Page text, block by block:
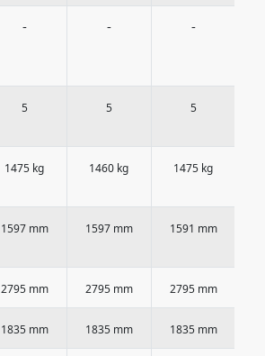
- - -
5 5 5
1475 kg 1460 kg 1475 kg
1597 mm 1597 mm 1591 mm
2795 mm 2795 mm 2795 mm
1835 mm 1835 mm 1835 mm